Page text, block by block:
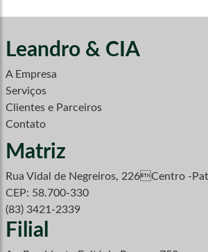
Leandro & CIA
A Empresa
Serviços
Clientes e Parceiros
Contato
Matriz
Rua Vidal de Negreiros, 226Centro -
CEP: 58.700-330
(83) 3421-2339
Filial